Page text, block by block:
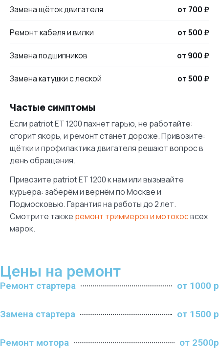
Замена щёток двигателя от 700 ₽
Ремонт кабеля и вилки от 500 ₽
Замена подшипников от 900 ₽
Замена катушки с леской от 500 ₽
Частые симптомы
Если patriot ET 1200 пахнет гарью, не работайте:
сгорит якорь, и ремонт станет дороже. Привозите:
щётки и профилактика двигателя решают вопрос в
день обращения.
Привозите patriot ET 1200 к нам или вызывайте
курьера: заберём и вернём по Москве и
Подмосковью. Гарантия на работы до 2 лет.
Смотрите также ремонт триммеров и мотокосвсех
марок.
Цены на ремонт
Ремонт стартера от 1000 р
Замена стартера от 1500 р
Ремонт мотора от 2500р